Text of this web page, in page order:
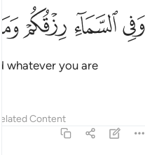
وفي السماء رزقكم وما توعدون ٢٢
وَفِى ٱلسَّمَآءِ رِزْقُكُمْ وَمَا تُوعَدُونَ ٢٢
ﲘﲙ ﲚﲛ
whatever you are
Related Content